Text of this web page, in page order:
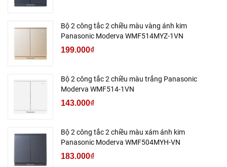
Bộ 2 công tắc 2 chiều màu vàng ánh kim
Panasonic Moderva WMF514MYZ-1VN
199.000₫
Bộ 2 công tắc 2 chiều màu trắng Panasonic
Moderva WMF514-1VN
143.000₫
Bộ 2 công tắc 2 chiều màu xám ánh kim
Panasonic Moderva WMF504MYH-VN
183.000₫